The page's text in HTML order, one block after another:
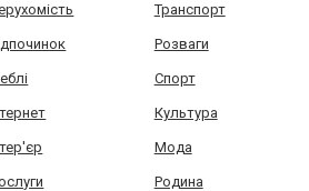
Транспорт
Розваги
Спорт
Культура
Мода
Родина